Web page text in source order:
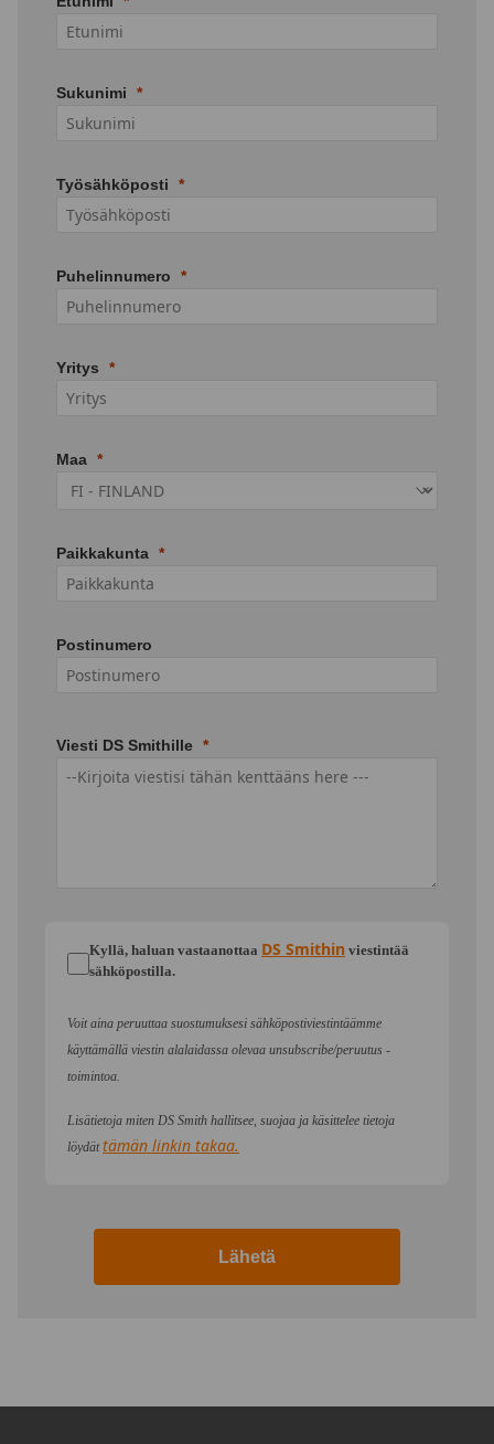
Sukunimi
Työsähköposti
Puhelinnumero
Yritys
Maa
Paikkakunta
Postinumero
Viesti DS Smithille
Kyllä, haluan vastaanottaa DS Smithin viestintää
sähköpostilla.
Voit aina peruuttaa suostumuksesi sähköpostiviestintäämme
käyttämällä viestin alalaidassa olevaa unsubscribe/peruutus -
toimintoa.
Lisätietoja miten DS Smith hallitsee, suojaa ja käsittelee tietoja
löydättämän linkin takaa.
Lähetä